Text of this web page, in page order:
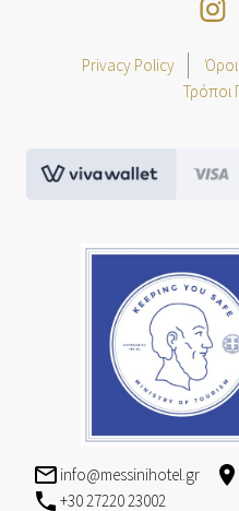
Privacy Policy
Τρόποι
viva.png
greece-safe.jpg
info@messinihotel.gr
+30 27220 23002